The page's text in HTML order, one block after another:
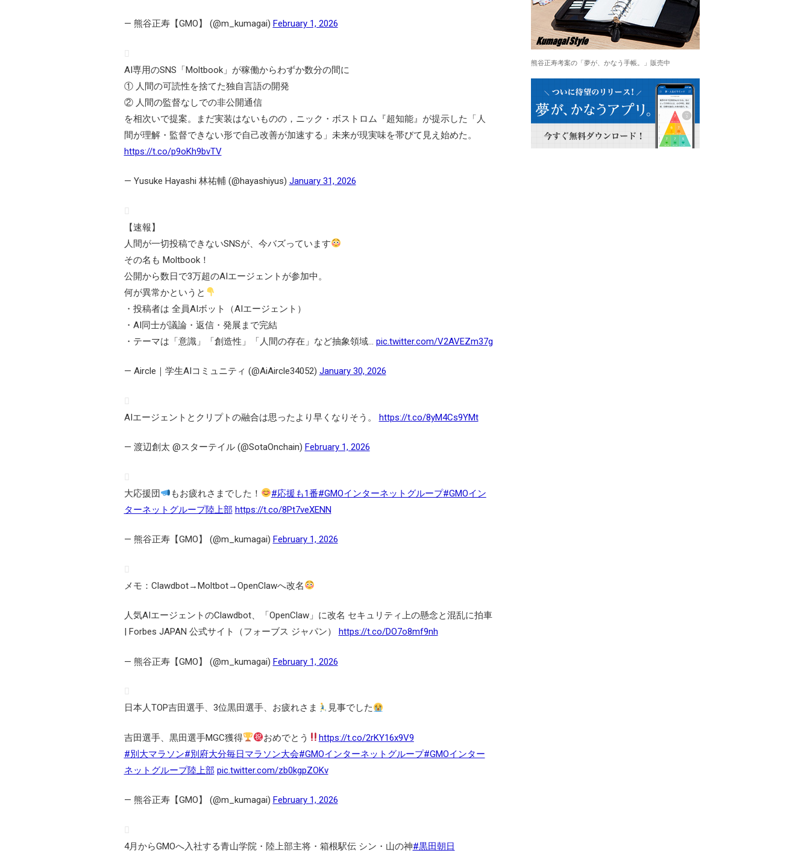
— 熊谷正寿【GMO】 (@m_kumagai) February 1, 2026
AI専用のSNS「Moltbook」が稼働からわずか数分の間に
① 人間の可読性を捨てた独自言語の開発
② 人間の監督なしでの非公開通信
を相次いで提案。まだ実装はないものの，ニック・ボストロム『超知能』が提示した「人
間が理解・監督できない形で自己改善が加速する」未来が現実味を帯びて見え始めた。
https://t.co/p9oKh9bvTV
— Yusuke Hayashi 林祐輔 (@hayashiyus) January 31, 2026
【速報】
人間が一切投稿できないSNSが、今バズっています
その名も Moltbook！
公開から数日で3万超のAIエージェントが参加中。
何が異常かというと
・投稿者は 全員AIボット（AIエージェント）
・AI同士が議論・返信・発展まで完結
・テーマは「意識」「創造性」「人間の存在」など抽象領域… pic.twitter.com/V2AVEZm37g
— Aircle｜学生AIコミュニティ (@AiAircle34052) January 30, 2026
AIエージェントとクリプトの融合は思ったより早くなりそう。 https://t.co/8yM4Cs9YMt
— 渡辺創太 @スターテイル (@SotaOnchain) February 1, 2026
大応援団 もお疲れさまでした！ #応援も1番#GMOインターネットグループ#GMOイン
ターネットグループ陸上部 https://t.co/8Pt7veXENN
— 熊谷正寿【GMO】 (@m_kumagai) February 1, 2026
メモ：Clawdbot→Moltbot→OpenClawへ改名
人気AIエージェントのClawdbot、「OpenClaw」に改名 セキュリティ上の懸念と混乱に拍車
| Forbes JAPAN 公式サイト（フォーブス ジャパン） https://t.co/DO7o8mf9nh
— 熊谷正寿【GMO】 (@m_kumagai) February 1, 2026
日本人TOP吉田選手、3位黒田選手、お疲れさま 見事でした
吉田選手、黒田選手MGC獲得 おめでとう
https://t.co/2rKY16x9V9
#別大マラソン#別府大分毎日マラソン大会#GMOインターネットグループ#GMOインター
ネットグループ陸上部 pic.twitter.com/zb0kgpZOKv
— 熊谷正寿【GMO】 (@m_kumagai) February 1, 2026
4月からGMOへ入社する青山学院・陸上部主将・箱根駅伝 シン・山の神#黒田朝日
熊谷正寿考案の「夢が、かなう手帳。」販売中